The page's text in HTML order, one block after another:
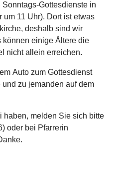
Gottesdienste in
11 Uhr). Dort ist etwas
deshalb sind wir
können einige Ältere die
nicht allein erreichen.
Auto zum Gottesdienst
zu jemanden auf dem
haben, melden Sie sich bitte
oder bei Pfarrerin